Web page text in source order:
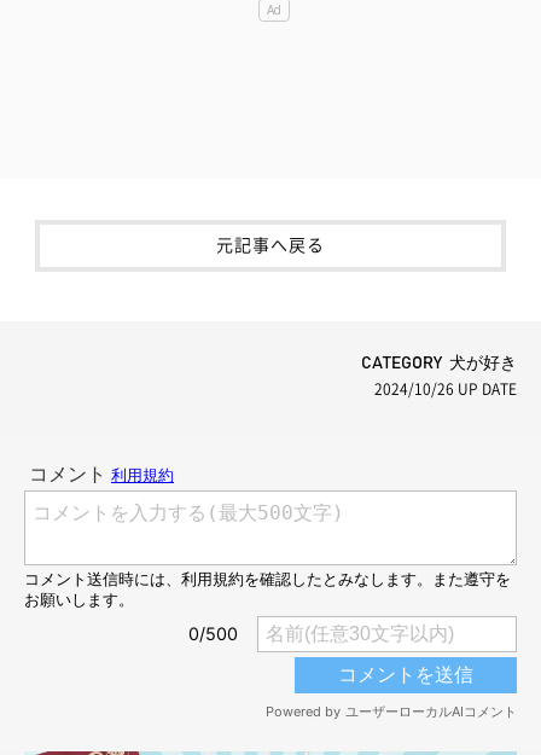
元記事へ戻る
CATEGORY 犬が好き
2024/10/26 UP DATE